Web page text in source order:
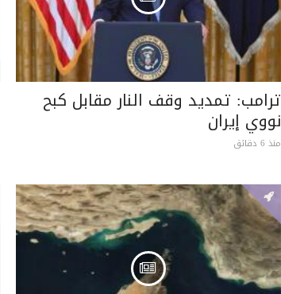
ترامب: تمديد وقف النار مقابل كبح
نووي إيران
منذ 6 دقائق